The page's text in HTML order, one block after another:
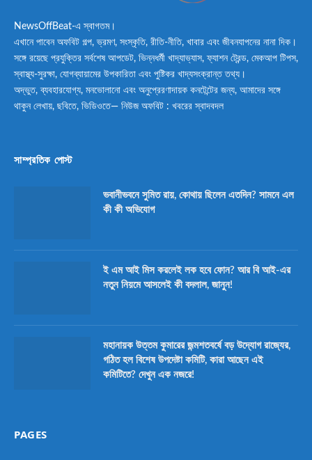
NewsOffBeat-এ স্বাগতম।
এখানে পাবেন অফবিট গল্প, ভ্রমণ, সংস্কৃতি, রীতি-নীতি, খাবার এবং জীবনযাপনের নানা দিক।
সঙ্গে রয়েছে প্রযুক্তির সর্বশেষ আপডেট, ভিন্নধর্মী খাদ্যাভ্যাস, ফ্যাশন ট্রেন্ড, মেকআপ টিপস,
স্বাস্থ্য-সুরক্ষা, যোগব্যায়ামের উপকারিতা এবং পুষ্টিকর খাদ্যসংক্রান্ত তথ্য।
অদ্ভুত, ব্যবহারযোগ্য, মনভোলানো এবং অনুপ্রেরণাদায়ক কনটেন্টের জন্য, আমাদের সঙ্গে
থাকুন লেখায়, ছবিতে, ভিডিওতে— নিউজ অফবিট : খবরের স্বাদবদল
সাম্প্রতিক পোস্ট
ভবানীভবনে সুমিত রায়, কোথায় ছিলেন এতদিন? সামনে এল
কী কী অভিযোগ
ই এম আই মিস করলেই লক হবে ফোন? আর বি আই-এর
নতুন নিয়মে আসলেই কী বদলাল, জানুন!
মহানায়ক উত্তম কুমারের জন্মশতবর্ষে বড় উদ্যোগ রাজ্যের,
গঠিত হল বিশেষ উপদেষ্টা কমিটি, কারা আছেন এই
কমিটিতে? দেখুন এক নজরে!
PAGES